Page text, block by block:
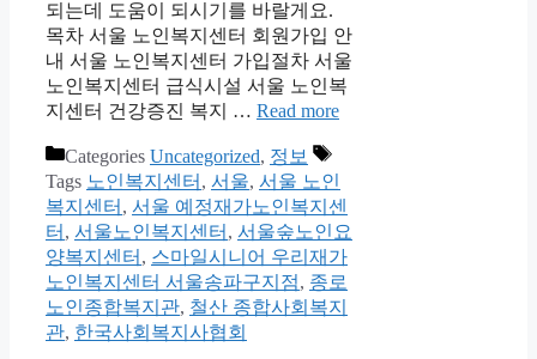
되는데 도움이 되시기를 바랄게요.
목차 서울 노인복지센터 회원가입 안
내 서울 노인복지센터 가입절차 서울
노인복지센터 급식시설 서울 노인복
지센터 건강증진 복지 … Read more
Categories Uncategorized, 정보
Tags 노인복지센터 , 서울, 서울 노인
복지센터 , 서울 예정재가노인복지센
터 , 서울노인복지센터 , 서울숲노인요
양복지센터 , 스마일시니어 우리재가
노인복지센터 서울송파구지점, 종로
노인종합복지관, 철산 종합사회복지
관, 한국사회복지사협회